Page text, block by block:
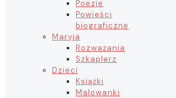
Poezje
Powieści
biograficzne
Maryja
Rozważania
Szkaplerz
Dzieci
Książki
Malowanki